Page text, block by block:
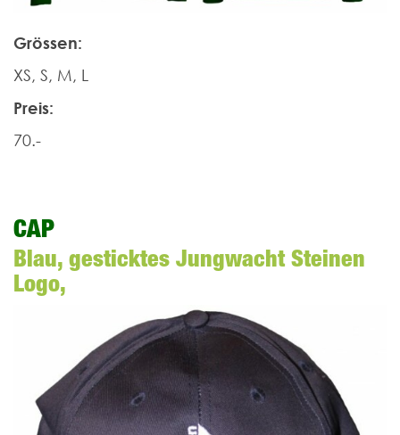
Grössen:
XS, S, M, L
Preis:
70.-
CAP
Blau, gesticktes Jungwacht Steinen
Logo,